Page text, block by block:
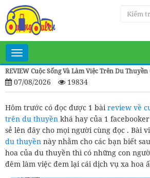
Toggle
navigation
REVIEW Cuộc Sống Và Làm Việc Trên Du Thuyền
07/08/2026 19834
Hôm trước có đọc được 1 bàireview về
trên du thuyền khá hay của 1
sẻ lên đây cho mọi người cùng đọc . Bài
du thuyền này nhằm cho các bạn biết
hoa của du thuyền thì có những con
đêm làm việc đem lại cái dịch vụ xa hoa